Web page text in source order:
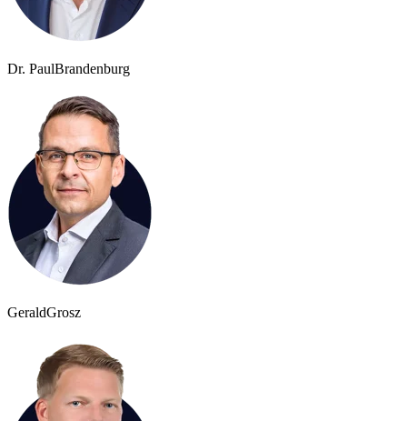
Dr. PaulBrandenburg
GeraldGrosz